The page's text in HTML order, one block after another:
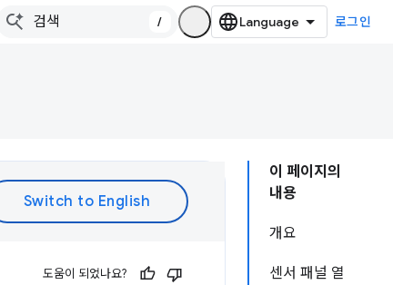
/ 로그인
이 페이지의
내용
개요
센서 패널 열
도움이 되었나요?